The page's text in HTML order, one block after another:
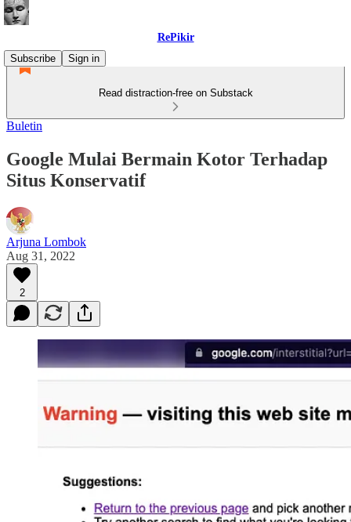
RePikir
Subscribe
Sign in
Read distraction-free on Substack
Buletin
Google Mulai Bermain Kotor Terhadap
Situs Konservatif
Arjuna Lombok
Aug 31, 2022
2